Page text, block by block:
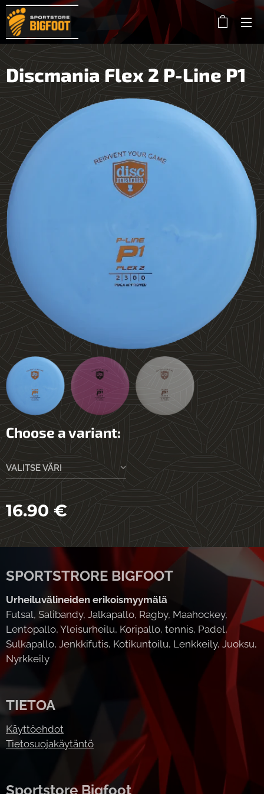
Discmania Flex 2 P-Line P1
Choose a variant:
VALITSE VÄRI
16.90€
SPORTSTRORE BIGFOOT
Urheiluvälineiden erikoismyymälä
Futsal, Salibandy, Jalkapallo, Ragby, Maahockey,
Lentopallo, Yleisurheilu, Koripallo, tennis, Padel,
Sulkapallo, Jenkkifutis, Kotikuntoilu, Lenkkeily, Juoksu,
Nyrkkeily
TIETOA
Käyttöehdot
Tietosuojakäytäntö
Sportstore Bigfoot